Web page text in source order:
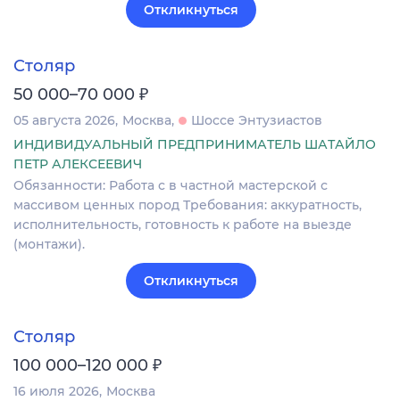
Откликнуться
Столяр
50 000–70 000 ₽
05 августа 2026 Москва
Шоссе Энтузиастов
ИНДИВИДУАЛЬНЫЙ ПРЕДПРИНИМАТЕЛЬ ШАТАЙЛО
ПЕТР АЛЕКСЕЕВИЧ
Обязанности: Работа с в частной мастерской с
массивом ценных пород Требования: аккуратность,
исполнительность, готовность к работе на выезде
(монтажи).
Откликнуться
Столяр
100 000–120 000 ₽
16 июля 2026 Москва